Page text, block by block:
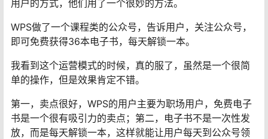
用户的方式，他们用了一个很妙的方法。
WPS做了一个课程类的公众号，告诉用户，关注公众号，
即可免费获得36本电子书，每天解锁一本。
我看到这个运营模式的时候，真的服了，虽然是一个很简
单的操作，但是效果肯定不错。
第一，卖点很好，WPS的用户主要为职场用户，免费电子
书是一个很有吸引力的卖点；第二，电子书不是一次性发
放，而是每天解锁一本，这样就能让用户每天到公众号领